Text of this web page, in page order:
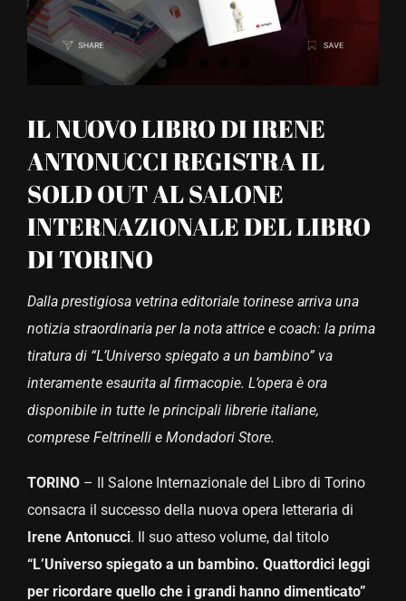
IL NUOVO LIBRO DI IRENE
ANTONUCCI REGISTRA IL
SOLD OUT AL SALONE
INTERNAZIONALE DEL LIBRO
DI TORINO
Dalla prestigiosa vetrina editoriale torinese arriva una
notizia straordinaria per la nota attrice e coach: la prima
tiratura di “L’Universo spiegato a un bambino” va
interamente esaurita al firmacopie. L’opera è ora
disponibile in tutte le principali librerie italiane,
comprese Feltrinelli e Mondadori Store.
TORINO – Il Salone Internazionale del Libro di Torino
consacra il successo della nuova opera letteraria di
Irene Antonucci. Il suo atteso volume, dal titolo
“L’Universo spiegato a un bambino. Quattordici leggi
per ricordare quello che i grandi hanno dimenticato”